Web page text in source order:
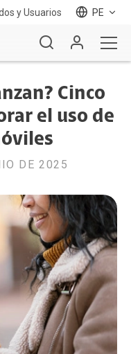
y Usuarios PE
Cinco
el uso de
DE 2025